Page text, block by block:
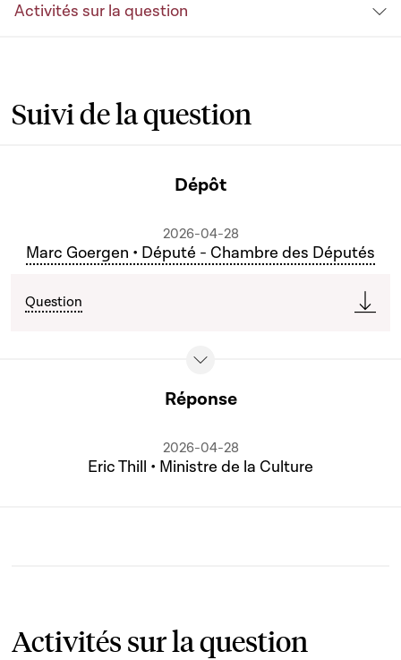
Activités sur la question
Suivi de la question
Dépôt
2026-04-28
Marc Goergen • Député - Chambre des Députés
Question
Réponse
2026-04-28
Eric Thill • Ministre de la Culture
Activités sur la question